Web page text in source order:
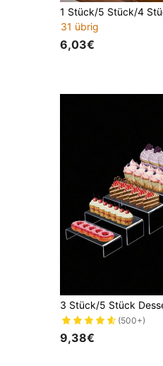
31 übrig
6,03€
(500+)
9,38€